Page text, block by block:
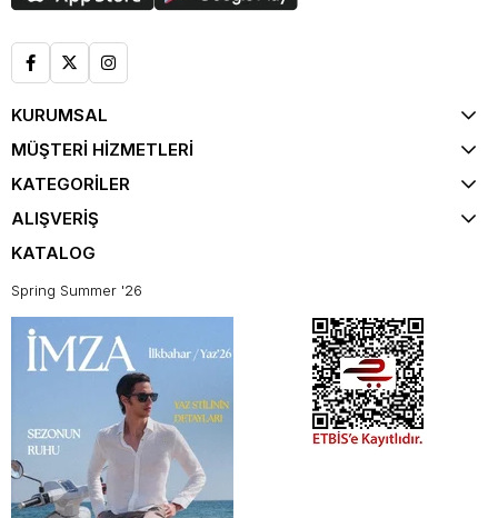
KURUMSAL
MÜŞTERİ HİZMETLERİ
KATEGORİLER
ALIŞVERİŞ
KATALOG
Spring Summer '26